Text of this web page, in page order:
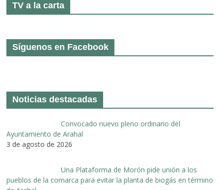
TV a la carta
Síguenos en Facebook
Noticias destacadas
Convocado nuevo pleno ordinario del
Ayuntamiento de Arahal
3 de agosto de 2026
Una Plataforma de Morón pide unión a los
pueblos de la comarca para evitar la planta de biogás en término